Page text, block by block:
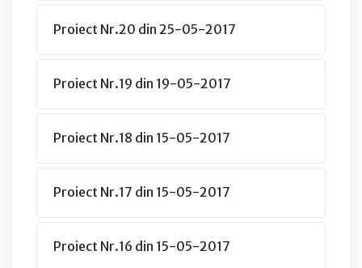
Proiect Nr.20 din 25-05-2017
Proiect Nr.19 din 19-05-2017
Proiect Nr.18 din 15-05-2017
Proiect Nr.17 din 15-05-2017
Proiect Nr.16 din 15-05-2017